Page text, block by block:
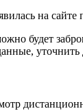
на сайте
будет